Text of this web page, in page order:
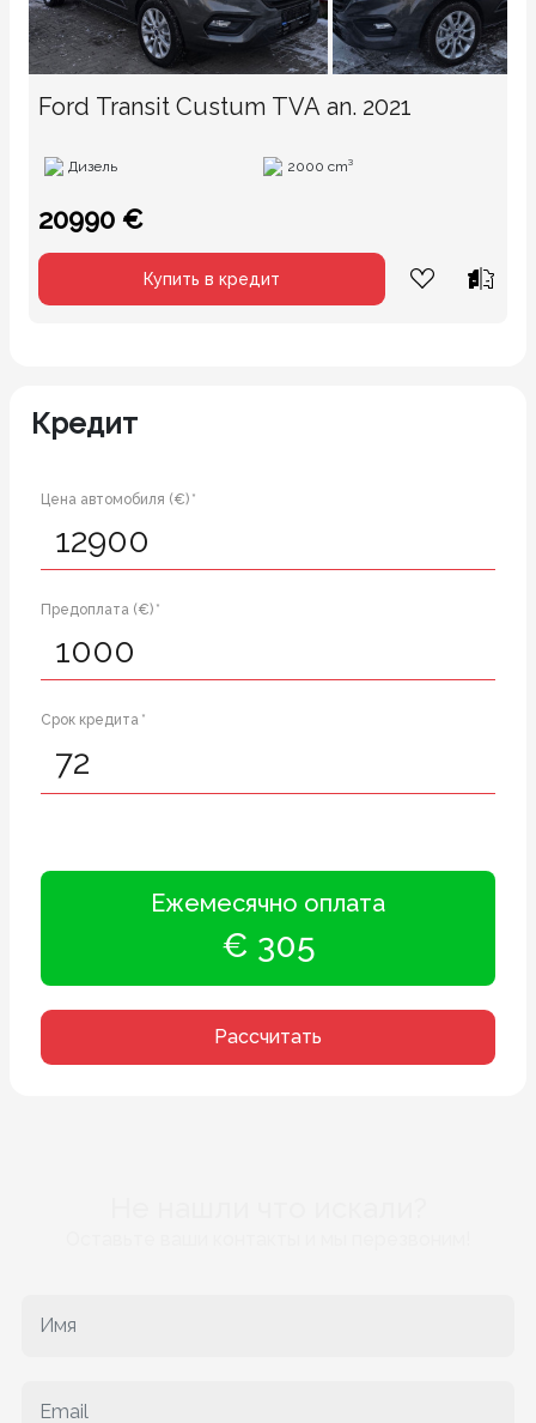
Ford Transit Custum TVA an. 2021
Дизель 2000 cm³
20990 €
Купить в кредит
Кредит
Цена автомобиля (€) *
Предоплата (€) *
Срок кредита *
Ежемесячно оплата
€ 305
Рассчитать